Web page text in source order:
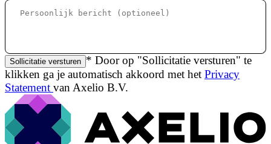
Sollicitatie versturen * Door op "Sollicitatie versturen" te
klikken ga je automatisch akkoord met het Privacy
Statement van Axelio B.V.